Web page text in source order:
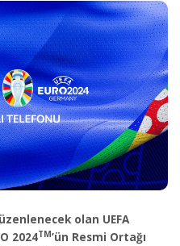
olan UEFA
2024TM’ün Resmi Ortağı